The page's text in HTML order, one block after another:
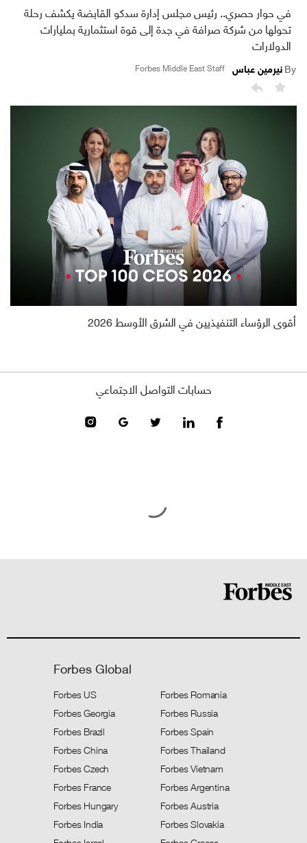
في حوار حصري.. رئيس مجلس إدارة سدكو القابضة يكشف رحلة
تحولها من شركة صرافة في جدة إلى قوة استثمارية بمليارات
الدولارات
Byنيرمين عباس Forbes Middle East Staff
أقوى الرؤساء التنفيذيين في الشرق الأوسط 2026
حسابات التواصل الاجتماعي
Forbes Global
Forbes US
Forbes Georgia
Forbes Brazil
Forbes China
Forbes Czech
Forbes France
Forbes Hungary
Forbes India
Forbes Romania
Forbes Russia
Forbes Spain
Forbes Thailand
Forbes Vietnam
Forbes Argentina
Forbes Austria
Forbes Slovakia